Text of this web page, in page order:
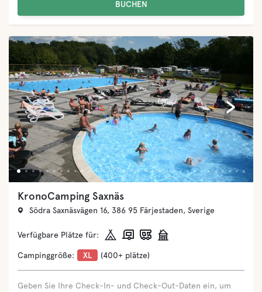
BUCHEN
›
‹
Tingsryd Resort
Tingsryd Resort AB, 362 91 Tingsryd, Sverige
Verfügbare Plätze für:
Campinggröße: L (151-400 plätze)
Geben Sie Ihre Check-In- und Check-Out-Daten ein, um